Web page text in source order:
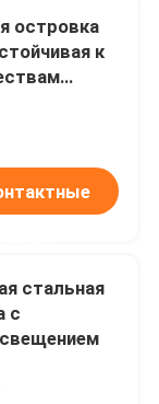
островка
к
станция
стальная
с